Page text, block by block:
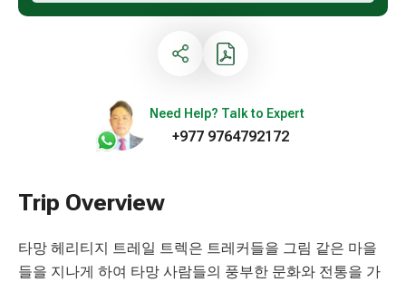
Need Help? Talk to Expert
+977 9764792172
Trip Overview
타망 헤리티지 트레일 트렉은 트레커들을 그림 같은 마을
들을 지나게 하여 타망 사람들의 풍부한 문화와 전통을 가